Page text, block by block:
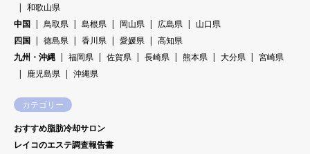
和歌山県
中国
鳥取県 島根県 岡山県 広島県
山口県
四国
徳島県 香川県 愛媛県
高知県
九州・沖縄
福岡県 佐賀県 長崎県 熊本県 大分県
宮崎県
鹿児島県
沖縄県
カテゴリー
おすすめ脂肪冷却サロン
レイコのエステ調査報告書